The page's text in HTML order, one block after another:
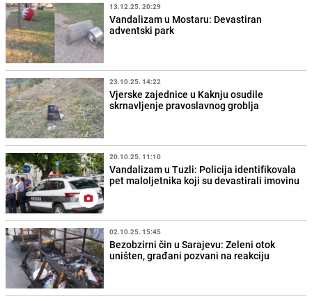
13.12.25. 20:29
Vandalizam u Mostaru: Devastiran
adventski park
23.10.25. 14:22
Vjerske zajednice u Kaknju osudile
skrnavljenje pravoslavnog groblja
20.10.25. 11:10
Vandalizam u Tuzli: Policija identifikovala
pet maloljetnika koji su devastirali imovinu
02.10.25. 15:45
Bezobzirni čin u Sarajevu: Zeleni otok
uništen, građani pozvani na reakciju